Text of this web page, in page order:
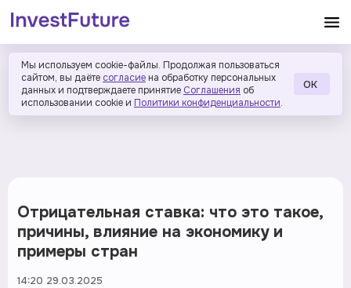
Мы используем cookie-файлы. Продолжая пользоваться
сайтом, вы даёте согласие на обработку персональных
данных и подтверждаете принятие Соглашения об
использовании cookie и Политики конфиденциальности.
ОК
Отрицательная ставка: что это такое,
причины, влияние на экономику и
примеры стран
14:20 29.03.2025